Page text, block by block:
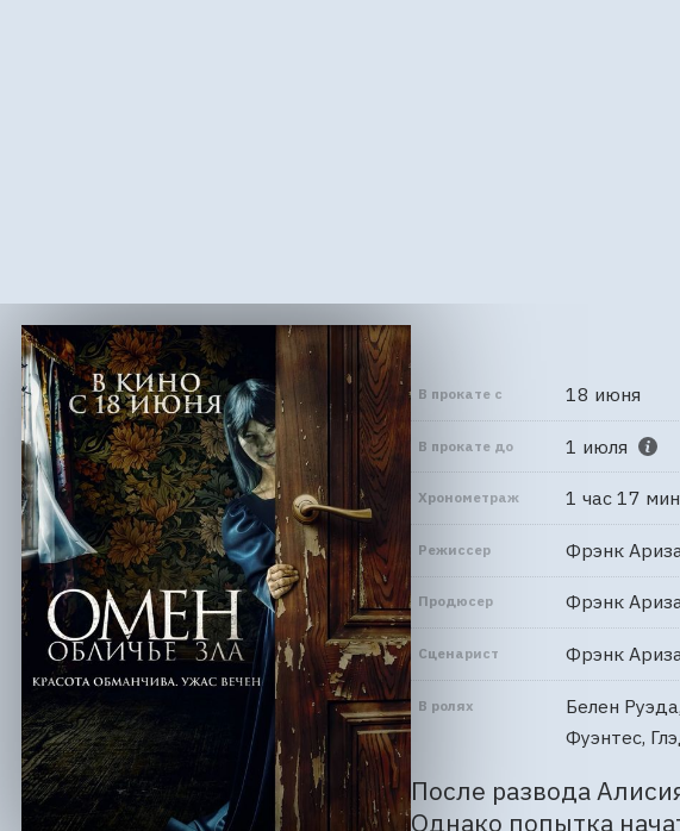
В прокате с 18 июня
В прокате до 1 июля
Хронометраж 1 час 17
Режиссер Фрэнк
Продюсер Фрэнк
Сценарист Фрэнк
В ролях
Белен
Фуэнтес,
После развода
Однако попытка